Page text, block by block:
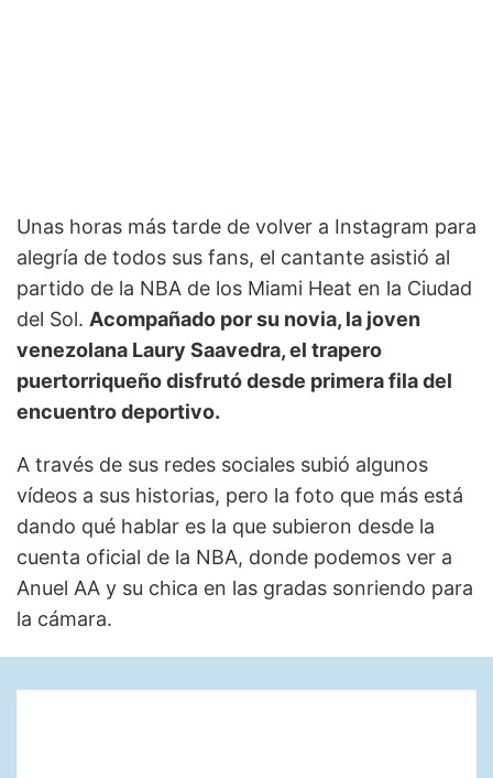
Unas horas más tarde de volver a Instagram para
alegría de todos sus fans, el cantante asistió al
partido de la NBA de los Miami Heat en la Ciudad
del Sol. Acompañado por su novia, la joven
venezolana Laury Saavedra, el trapero
puertorriqueño disfrutó desde primera fila del
encuentro deportivo.
A través de sus redes sociales subió algunos
vídeos a sus historias, pero la foto que más está
dando qué hablar es la que subieron desde la
cuenta oficial de la NBA, donde podemos ver a
Anuel AA y su chica en las gradas sonriendo para
la cámara.